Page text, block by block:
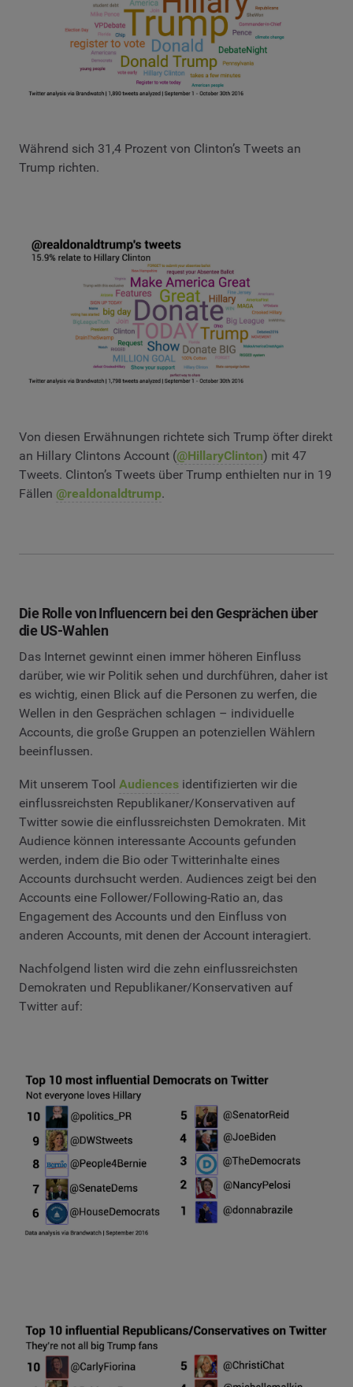
Während sich 31,4 Prozent von Clinton’s Tweets an
Trump richten.
Von diesen Erwähnungen richtete sich Trump öfter direkt
an Hillary Clintons Account (@HillaryClinton) mit 47
Tweets. Clinton’s Tweets über Trump enthielten nur in 19
Fällen @realdonaldtrump.
Die Rolle von Influencern bei den Gesprächen über
die US-Wahlen
Das Internet gewinnt einen immer höheren Einfluss
darüber, wie wir Politik sehen und durchführen, daher ist
es wichtig, einen Blick auf die Personen zu werfen, die
Wellen in den Gesprächen schlagen – individuelle
Accounts, die große Gruppen an potenziellen Wählern
beeinflussen.
Mit unserem Tool Audiences identifizierten wir die
einflussreichsten Republikaner/Konservativen auf
Twitter sowie die einflussreichsten Demokraten. Mit
Audience können interessante Accounts gefunden
werden, indem die Bio oder Twitterinhalte eines
Accounts durchsucht werden. Audiences zeigt bei den
Accounts eine Follower/Following-Ratio an, das
Engagement des Accounts und den Einfluss von
anderen Accounts, mit denen der Account interagiert.
Nachfolgend listen wird die zehn einflussreichsten
Demokraten und Republikaner/Konservativen auf
Twitter auf: